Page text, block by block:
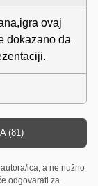
ovaj
dokazano da
(81)
ica, a ne nužno
odgovarati za